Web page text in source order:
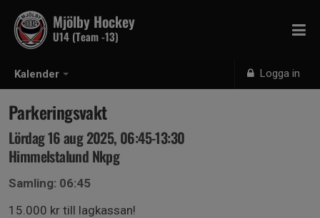
Kalender Logga in
Mjölby Hockey
U14 (Team -13)
Parkeringsvakt
Lördag 16 aug 2025, 06:45-13:30
Himmelstalund Nkpg
Samling: 06:45
15.000 kr till lagkassan!